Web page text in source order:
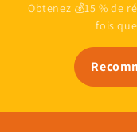
Obtenez 💰15 % de
fois